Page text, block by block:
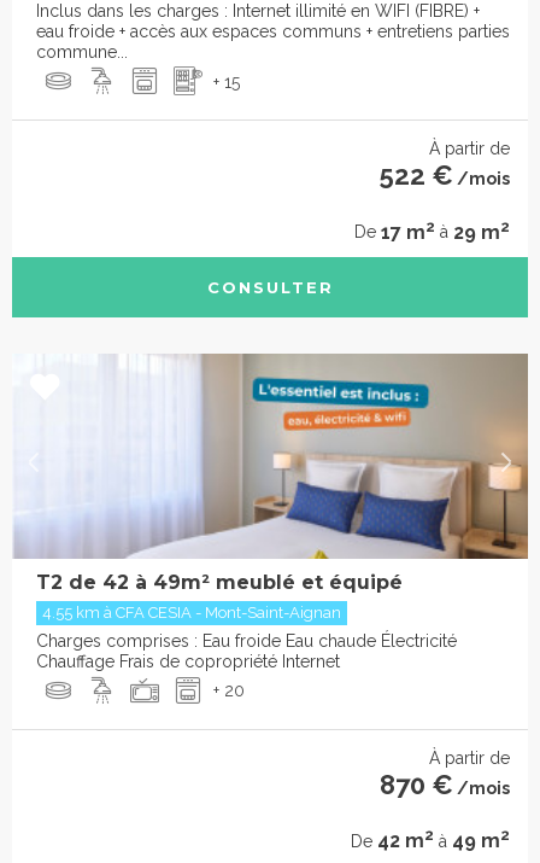
Inclus dans les charges : Internet illimité en WIFI (FIBRE) +
eau froide + accès aux espaces communs + entretiens parties
commune...
+ 15
À partir de
522 € /mois
De 17 m2 à 29 m2
CONSULTER
T2 de 42 à 49m² meublé et équipé
4.55 km à CFA CESIA - Mont-Saint-Aignan
Charges comprises : Eau froide Eau chaude Électricité
Chauffage Frais de copropriété Internet
+ 20
À partir de
870 € /mois
De 42 m2 à 49 m2